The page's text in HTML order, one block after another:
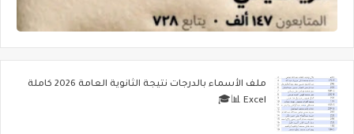
ملف الأسماء بالدرجات نتيجة الثانوية العامة 2026 كاملة
Excel 📊🎓